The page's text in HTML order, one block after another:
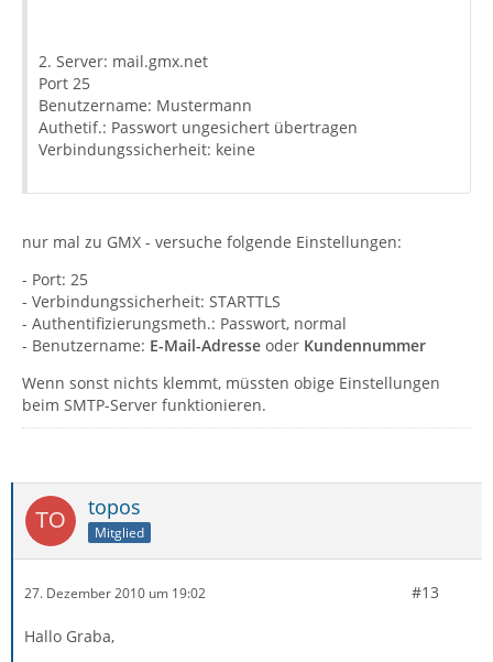
2. Server: mail.gmx.net
Port 25
Benutzername: Mustermann
Authetif.: Passwort ungesichert übertragen
Verbindungssicherheit: keine
nur mal zu GMX - versuche folgende Einstellungen:
- Port: 25
- Verbindungssicherheit: STARTTLS
- Authentifizierungsmeth.: Passwort, normal
- Benutzername: E-Mail-Adresse oder Kundennummer
Wenn sonst nichts klemmt, müssten obige Einstellungen
beim SMTP-Server funktionieren.
topos
Mitglied
27. Dezember 2010 um 19:02 #13
Hallo Graba,